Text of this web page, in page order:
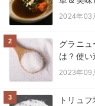
2024年03
2
グラニ
は？使い
2023年09
3
トリュ